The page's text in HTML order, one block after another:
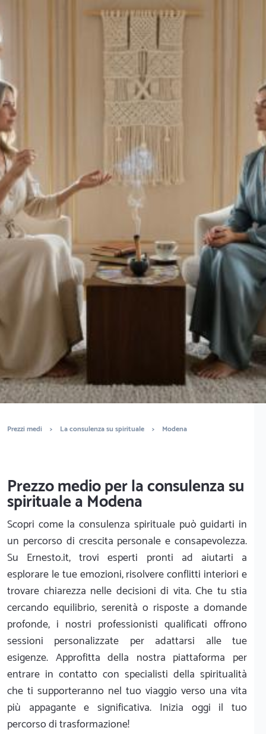
Quanto costa la
consulenza su
spirituale a Modena?
Prezzi e tariffe 2026
Il costo medio per la consulenza su spirituale
50€ a 150€
Vuoi sapere il prezzo preciso per la consulenza su spirituale? Ottieni
preventivi gratuiti.
È completamente gratuito
Prezzi medi > La consulenza su spirituale > Modena
Prezzo medio per la consulenza su
spirituale a Modena
Scopri come la consulenza spirituale può guidarti in
un percorso di crescita personale e consapevolezza.
Su Ernesto.it, trovi esperti pronti ad aiutarti a
esplorare le tue emozioni, risolvere conflitti interiori e
trovare chiarezza nelle decisioni di vita. Che tu stia
cercando equilibrio, serenità o risposte a domande
profonde, i nostri professionisti qualificati offrono
sessioni personalizzate per adattarsi alle tue
esigenze. Approfitta della nostra piattaforma per
entrare in contatto con specialisti della spiritualità
che ti supporteranno nel tuo viaggio verso una vita
più appagante e significativa. Inizia oggi il tuo
percorso di trasformazione!